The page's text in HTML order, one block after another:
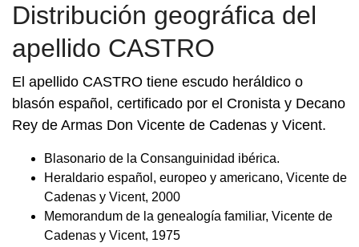
Distribución geográfica del
apellido CASTRO
El apellido CASTRO tiene escudo heráldico o
blasón español, certificado por el Cronista y Decano
Rey de Armas Don Vicente de Cadenas y Vicent.
Blasonario de la Consanguinidad ibérica.
Heraldario español, europeo y americano, Vicente de
Cadenas y Vicent, 2000
Memorandum de la genealogía familiar, Vicente de
Cadenas y Vicent, 1975